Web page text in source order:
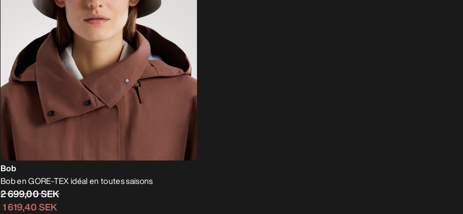
Bob
Bob en GORE-TEX idéal en toutes saisons
2 699,00 SEK
1 619,40 SEK